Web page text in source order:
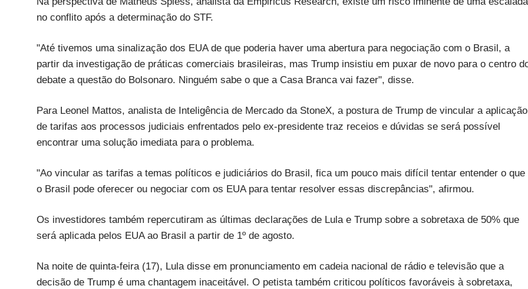
no conflito após a determinação do STF.
"Até tivemos uma sinalização dos EUA de que poderia haver uma abertura para negociação com o Brasil, a
partir da investigação de práticas comerciais brasileiras, mas Trump insistiu em puxar de novo para o centro
debate a questão do Bolsonaro. Ninguém sabe o que a Casa Branca vai fazer", disse.
Para Leonel Mattos, analista de Inteligência de Mercado da StoneX, a postura de Trump de vincular a aplicação
de tarifas aos processos judiciais enfrentados pelo ex-presidente traz receios e dúvidas se será possível
encontrar uma solução imediata para o problema.
"Ao vincular as tarifas a temas políticos e judiciários do Brasil, fica um pouco mais difícil tentar entender o que
o Brasil pode oferecer ou negociar com os EUA para tentar resolver essas discrepâncias", afirmou.
Os investidores também repercutiram as últimas declarações de Lula e Trump sobre a sobretaxa de 50% que
será aplicada pelos EUA ao Brasil a partir de 1º de agosto.
Na noite de quinta-feira (17), Lula disse em pronunciamento em cadeia nacional de rádio e televisão que a
decisão de Trump é uma chantagem inaceitável. O petista também criticou políticos favoráveis à sobretaxa,